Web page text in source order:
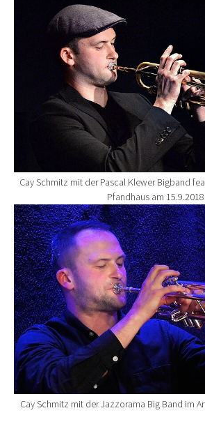
Cay Schmitz mit der Pascal Klewer Bigband
Pfandhaus am 15.9.2018
Show larger version for:
Cay Schmitz mit der Jazzorama Big Band im